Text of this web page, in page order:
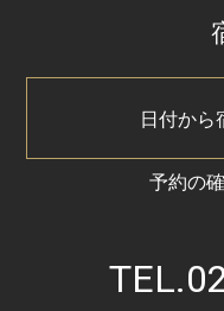
日付から
予約の
TEL.